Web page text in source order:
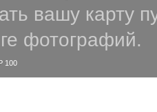
вашу карту
фотографий.